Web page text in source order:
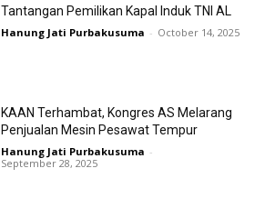
Tantangan Pemilikan Kapal Induk TNI AL
Hanung Jati Purbakusuma - October 14, 2025
KAAN Terhambat, Kongres AS Melarang
Penjualan Mesin Pesawat Tempur
Hanung Jati Purbakusuma -
September 28, 2025